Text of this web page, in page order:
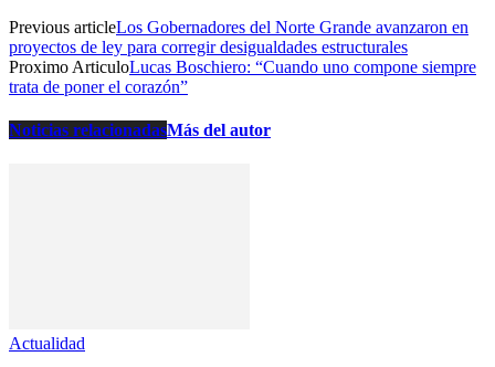
Previous articleLos Gobernadores del Norte Grande avanzaron en
proyectos de ley para corregir desigualdades estructurales
Proximo ArticuloLucas Boschiero: “Cuando uno compone siempre
trata de poner el corazón”
Noticias relacionadasMás del autor
Actualidad